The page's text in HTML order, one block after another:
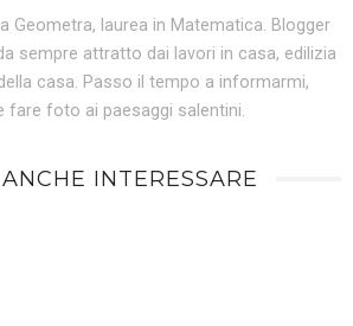
Geometra, laurea in Matematica. Blogger
sempre attratto dai lavori in casa, edilizia
casa. Passo il tempo a informarmi,
fare foto ai paesaggi salentini.
INTERESSARE